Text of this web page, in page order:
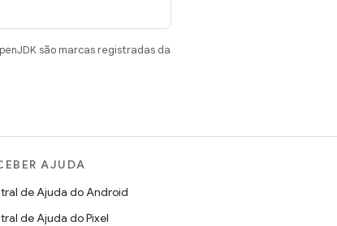
são marcas registradas da
AJUDA
de Ajuda do Android
de Ajuda do Pixel